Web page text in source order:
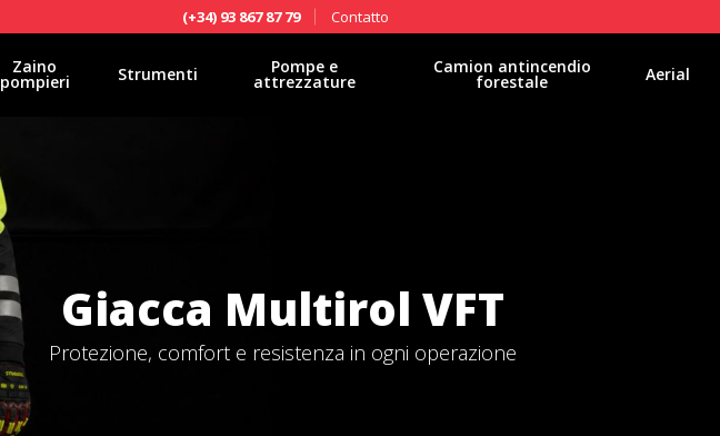
(+34) 93 867 87 79 Contatto
Zaino
pompieri Strumenti Pompe e
attrezzature
Camion antincendio
forestale Aerial
Giacca Multirol VFT
Protezione, comfort e resistenza in ogni operazione